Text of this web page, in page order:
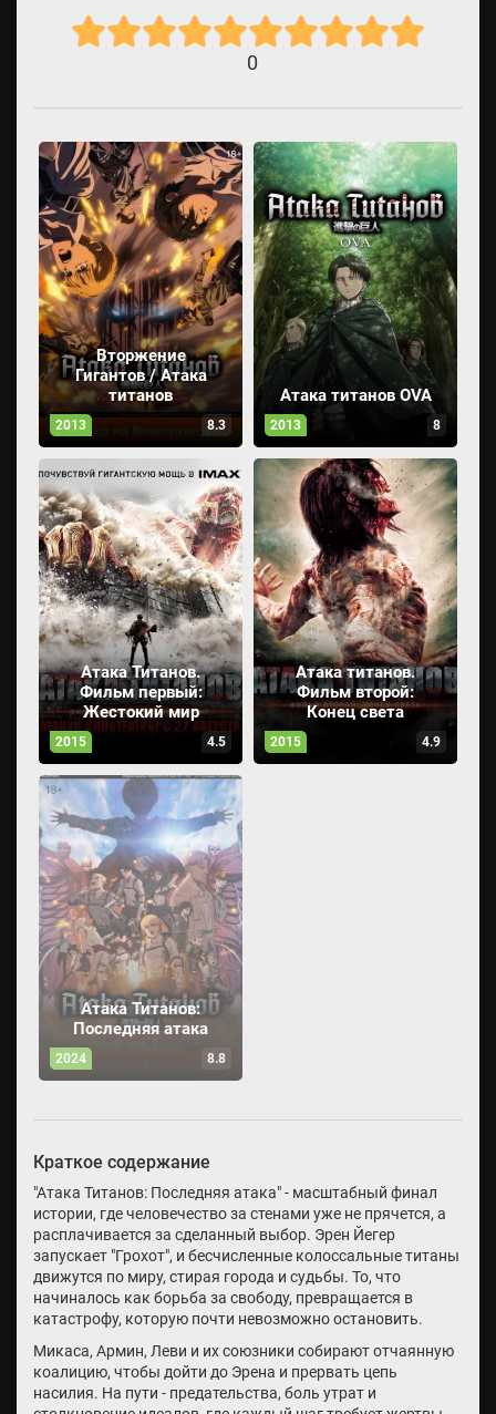
0
Вторжение
Гигантов / Атака
титанов
2013 8.3
Атака титанов OVA
2013 8
Атака Титанов.
Фильм первый:
Жестокий мир
2015 4.5
Атака титанов.
Фильм второй:
Конец света
2015 4.9
Атака Титанов:
Последняя атака
2024 8.8
Краткое содержание
"Атака Титанов: Последняя атака" - масштабный финал
истории, где человечество за стенами уже не прячется, а
расплачивается за сделанный выбор. Эрен Йегер
запускает "Грохот", и бесчисленные колоссальные титаны
движутся по миру, стирая города и судьбы. То, что
начиналось как борьба за свободу, превращается в
катастрофу, которую почти невозможно остановить.
Микаса, Армин, Леви и их союзники собирают отчаянную
коалицию, чтобы дойти до Эрена и прервать цепь
насилия. На пути - предательства, боль утрат и